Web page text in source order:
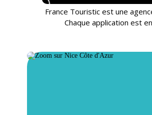
France Touristic est une
Chaque application est